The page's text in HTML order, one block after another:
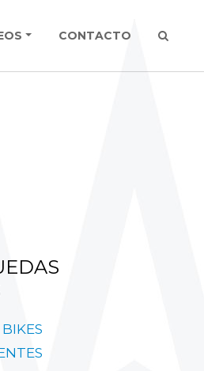
CONTACTO
BIKES